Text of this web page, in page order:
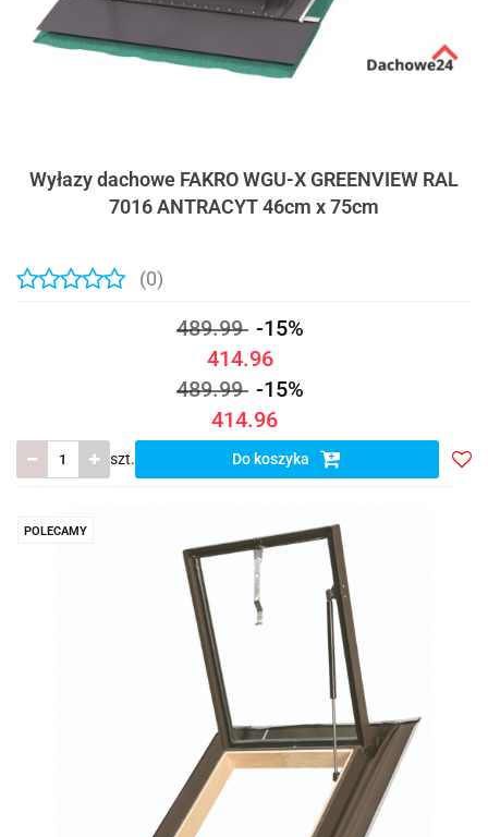
Wyłazy dachowe FAKRO WGU-X GREENVIEW RAL
7016 ANTRACYT 46cm x 75cm
(0)
489.99 -15%
414.96
489.99 -15%
414.96
szt. Do koszyka
POLECAMY